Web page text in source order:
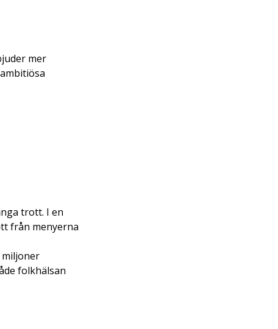
mer
trott. I en
från menyerna
miljoner
folkhälsan